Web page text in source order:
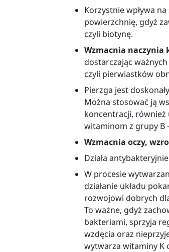
Korzystnie wpływa
powierzchnię, gdyż
czyli biotynę.
Wzmacnia naczynia
dostarczając
czyli pierwiastków
Pierzga jest
Można stosować ją
koncentracji, również
witaminom z grupy B
Wzmacnia oczy,
Działa
W procesie
działanie układu
rozwojowi dobrych
To ważne, gdyż
bakteriami, sprzyja
wzdęcia oraz
wytwarza witaminy K